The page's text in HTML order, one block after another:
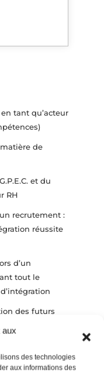
aux
des technologies
aux informations des
tant qu’acteur
de
et du
RH
recrutement :
réussite
d’un
tout le
des futurs
en